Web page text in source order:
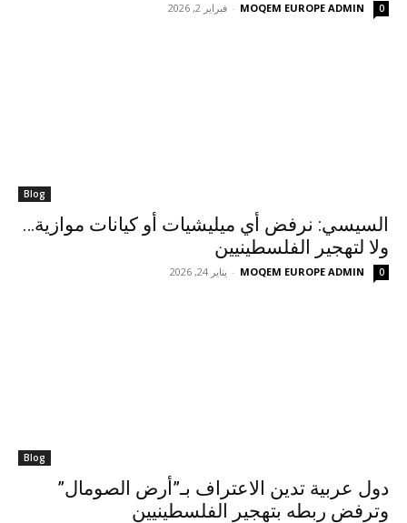
MOQEM EUROPE ADMIN
- فبراير 2, 2026 0
Blog
السيسي: نرفض أي ميليشيات أو كيانات موازية…
ولا لتهجير الفلسطينيين
MOQEM EUROPE ADMIN
- يناير 24, 2026 0
Blog
دول عربية تدين الاعتراف بـ”أرض الصومال”
وترفض ربطه بتهجير الفلسطينيين